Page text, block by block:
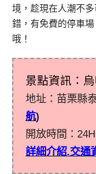
境，趁現在人潮不
錯，有免費的停車
哦！
景點資訊：
地址：苗栗縣
航)
開放時間：
詳細介紹.交通